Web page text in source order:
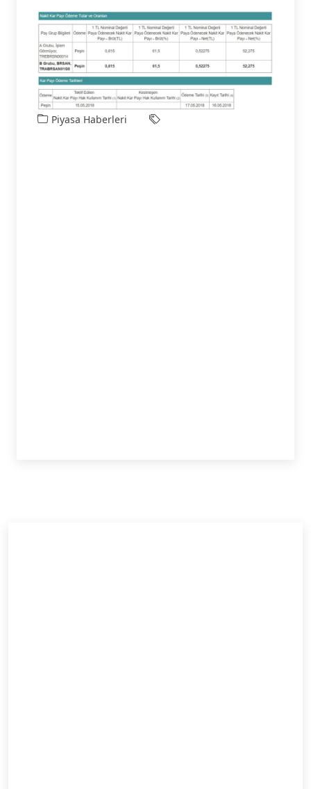
Piyasa Haberleri